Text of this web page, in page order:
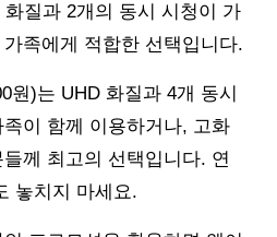
질과 2개의 동시 시청이 가
족에게 적합한 선택입니다.
원)는 UHD 화질과 4개 동시
이 함께 이용하거나, 고화
께 최고의 선택입니다. 연
놓치지 마세요.